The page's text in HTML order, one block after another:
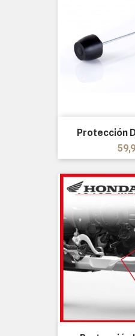
Protección